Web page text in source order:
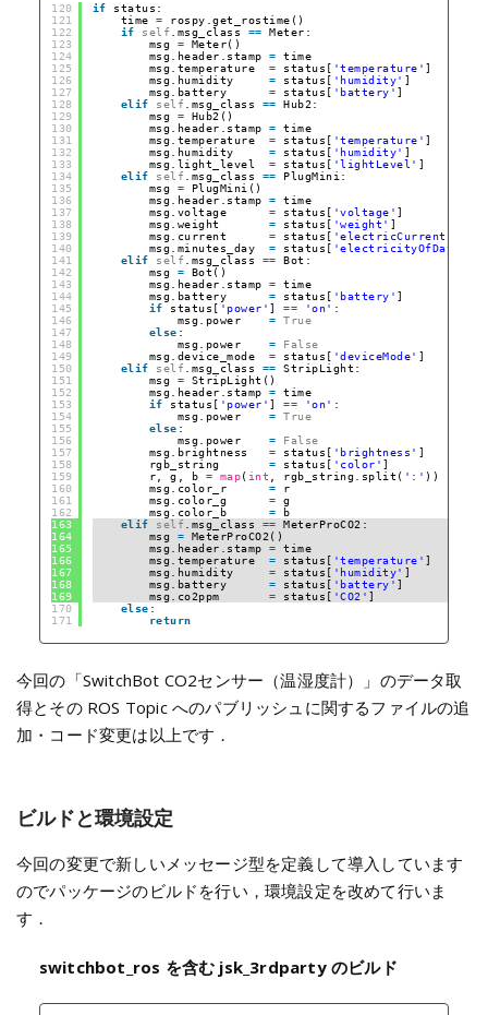
120
121
122
123
124
125
126
127
128
129
130
131
132
133
134
135
136
137
138
139
140
141
142
143
144
145
146
147
148
149
150
151
152
153
154
155
156
157
158
159
160
161
162
163
164
165
166
167
168
169
170
171
if
status:
time =
rospy.get_rostime()
if
self .msg_class ==
Meter:
msg =
Meter()
msg.header.stamp =
time
msg.temperature = status[ 'temperature' ]
msg.humidity = status[ 'humidity' ]
msg.battery = status[ 'battery' ]
elif
self .msg_class ==
Hub2:
msg =
Hub2()
msg.header.stamp =
time
msg.temperature = status[ 'temperature' ]
msg.humidity = status[ 'humidity' ]
msg.light_level = status[ 'lightLevel' ]
elif
self .msg_class ==
PlugMini:
msg =
PlugMini()
msg.header.stamp =
time
msg.voltage = status[ 'voltage' ]
msg.weight = status[ 'weight' ]
msg.current = status[ 'electricCurrent'
msg.minutes_day = status[ 'electricityOfDay'
elif
self .msg_class ==
Bot:
msg =
Bot()
msg.header.stamp =
time
msg.battery = status[ 'battery' ]
if
status[ 'power' ] == 'on' :
msg.power =
True
else :
msg.power =
False
msg.device_mode = status[ 'deviceMode' ]
elif
self .msg_class ==
StripLight:
msg =
StripLight()
msg.header.stamp =
time
if
status[ 'power' ] == 'on' :
msg.power =
True
else :
msg.power =
False
msg.brightness = status[ 'brightness' ]
rgb_string = status[ 'color' ]
r, g, b = map( int , rgb_string.split( ':' ))
msg.color_r =
r
msg.color_g =
g
msg.color_b =
b
elif
self .msg_class ==
MeterProCO2:
msg =
MeterProCO2()
msg.header.stamp =
time
msg.temperature = status[ 'temperature' ]
msg.humidity = status[ 'humidity' ]
msg.battery = status[ 'battery' ]
msg.co2ppm = status[ 'CO2' ]
else :
return
今回の「SwitchBot CO2センサー（温湿度計）」のデータ取
得とその ROS Topic へのパブリッシュに関するファイルの追
加・コード変更は以上です．
ビルドと環境設定
今回の変更で新しいメッセージ型を定義して導入しています
のでパッケージのビルドを行い，環境設定を改めて行いま
す．
switchbot_ros を含む jsk_3rdparty のビルド